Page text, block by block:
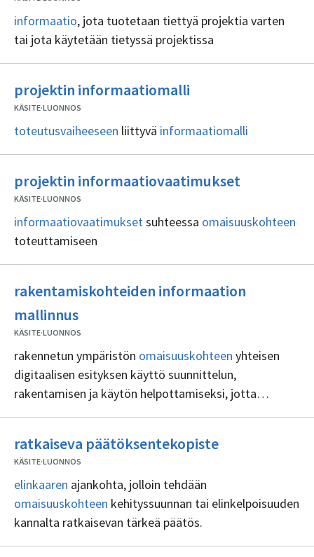
informaatio, jota tuotetaan tiettyä projektia varten
tai jota käytetään tietyssä projektissa
projektin informaatiomalli
KÄSITE·LUONNOS
toteutusvaiheeseen liittyvä informaatiomalli
projektin informaatiovaatimukset
KÄSITE·LUONNOS
informaatiovaatimuksetsuhteessa omaisuuskohteen
toteuttamiseen
rakentamiskohteiden informaation
mallinnusEi
sisällöntuottajia
KÄSITE·LUONNOS
rakennetun ympäristön omaisuuskohteen yhteisen
digitaalisen esityksen käyttö suunnittelun,
rakentamisen ja käytön helpottamiseksi, jotta
ratkaiseva päätöksentekopisteEi
KÄSITE·LUONNOS
elinkaaren ajankohta, jolloin tehdään
omaisuuskohteen kehityssuunnan tai elinkelpoisuuden
kannalta ratkaisevan tärkeä päätös.